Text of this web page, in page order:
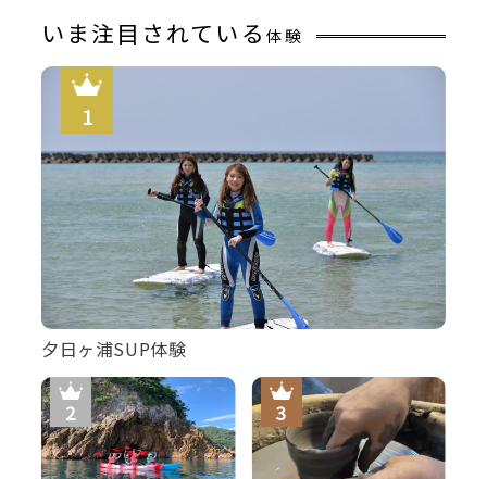
いま注目されている 体験
夕日ヶ浦SUP体験